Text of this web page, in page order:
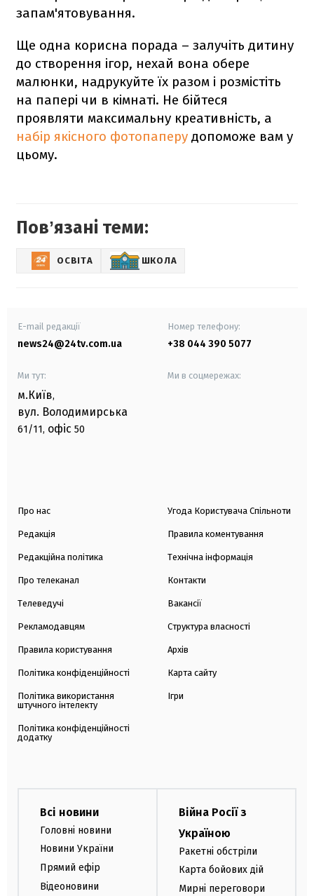
запам'ятовування.
Ще одна корисна порада – залучіть дитину
до створення ігор, нехай вона обере
малюнки, надрукуйте їх разом і розмістіть
на папері чи в кімнаті. Не бійтеся
проявляти максимальну креативність, а
набір якісного фотопаперу допоможе вам у
цьому.
Повʼязані теми:
ОСВІТА ШКОЛА
E-mail редакції
news24@24tv.com.ua
Номер телефону:
+38 044 390 5077
Ми тут:
м.Київ,
вул. Володимирська
61/11, офіс 50
Ми в соцмережах:
Про нас
Редакція
Редакційна політика
Про телеканал
Телеведучі
Рекламодавцям
Правила користування
Політика конфіденційності
Політика використання
штучного інтелекту
Політика конфіденційності
додатку
Угода Користувача Спільноти
Правила коментування
Технічна інформація
Контакти
Вакансії
Структура власності
Архів
Карта сайту
Ігри
Всі новини
Головні новини
Новини України
Прямий ефір
Відеоновини
Війна Росії з
Україною
Ракетні обстріли
Карта бойових дій
Мирні переговори